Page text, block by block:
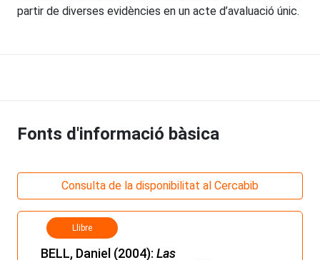
partir de diverses evidències en un acte d’avaluació únic.
Fonts d'informació bàsica
Consulta de la disponibilitat al Cercabib
Llibre
BELL, Daniel (2004): Las